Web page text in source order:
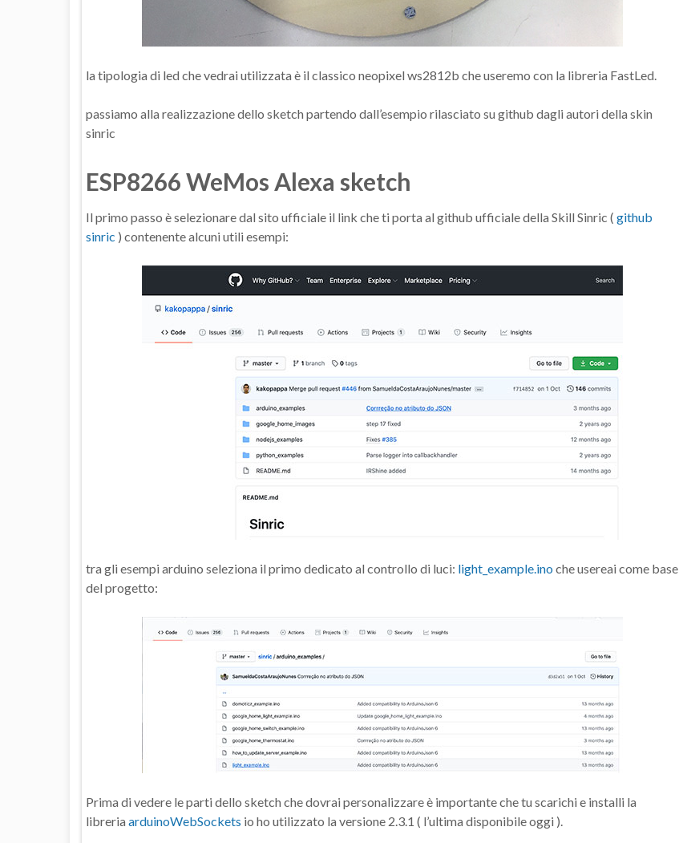
la tipologia di led che vedrai utilizzata è il classico neopixel ws2812b che useremo con la libreria FastLed.
passiamo alla realizzazione dello sketch partendo dall’esempio rilasciato su github dagli autori della skin
sinric
ESP8266 WeMos Alexa sketch
Il primo passo è selezionare dal sito ufficiale il link che ti porta al github ufficiale della Skill Sinric ( github
sinric ) contenente alcuni utili esempi:
tra gli esempi arduino seleziona il primo dedicato al controllo di luci: light_example.ino che usereai come base
del progetto:
Prima di vedere le parti dello sketch che dovrai personalizzare è importante che tu scarichi e installi la
libreria arduinoWebSockets io ho utilizzato la versione 2.3.1 ( l’ultima disponibile oggi ).